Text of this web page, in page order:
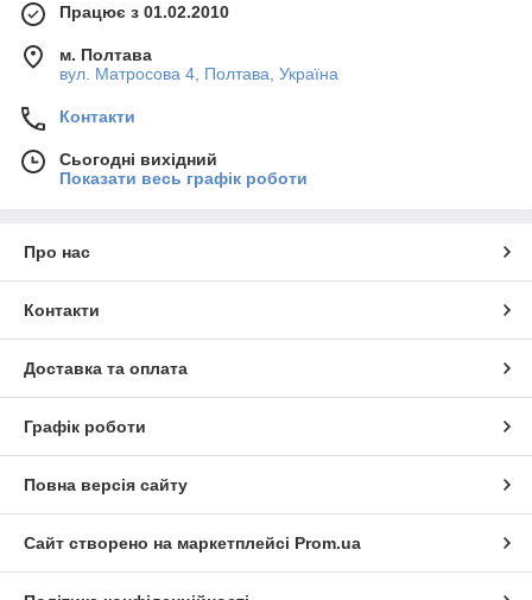
Працює з 01.02.2010
м. Полтава
вул. Матросова 4, Полтава, Україна
Контакти
Сьогодні вихідний
Показати весь графік роботи
Про нас
Контакти
Доставка та оплата
Графік роботи
Повна версія сайту
Сайт створено на маркетплейсі Prom.ua